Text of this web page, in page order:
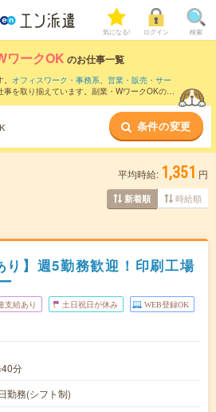
気になる! ログイン 検索
ワークOK のお仕事一覧
オフィスワーク・事務系、 営業・販売・サー
事を取り揃えています。副業・WワークOKの条
条件の変更
平均時給: 1,351 円
新着順 時給順
り】週5勤務歓迎！印刷工場
支給あり 土日祝日が休み WEB登録OK
分
勤務(シフト制)